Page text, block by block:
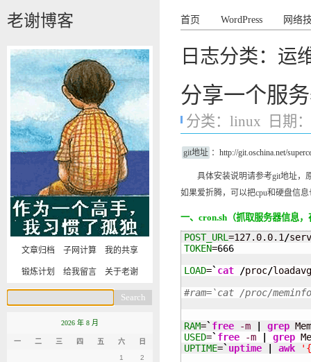
老谢博客 首页 WordPress 网络
日志分类：运
分享一个服
分类： linux 日期
git地址 ： http://git.oschina.net/
具体安装说明请参考git地址，原
如果爱折腾，可以把cpu和硬盘信
一、cron.sh（抓取服务器信息
POST_URL =127.0.0.1 /
TOKEN=666
LOAD=` cat /proc/loadavg
#ram=`cat /proc/
RAM=` free -m grep
USED=` free -m grep
UPTIME=` uptime awk
文章归档 子网计算 我的共享
锻炼计划 给我留言 关于老谢
2026 年 8 月
一 二 三 四 五 六 日
1 2